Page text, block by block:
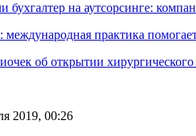
бухгалтер на аутсорсинге:
практика
об открытии
2019, 00:26